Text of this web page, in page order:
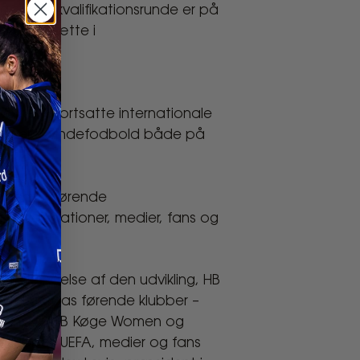
sidste kvalifikationsrunde er på
at fortsætte i
fortsatte internationale
i kvindefodbold både på
den afgørende
delegationer, medier, fans og
af den udvikling, HB
Europas førende klubber –
hvad HB Køge Women og
UEFA, medier og fans